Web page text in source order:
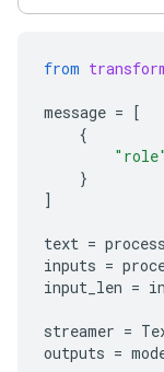
from
message = [
{
"role"
}
]
text =
inputs =
input_len =
streamer =
outputs =